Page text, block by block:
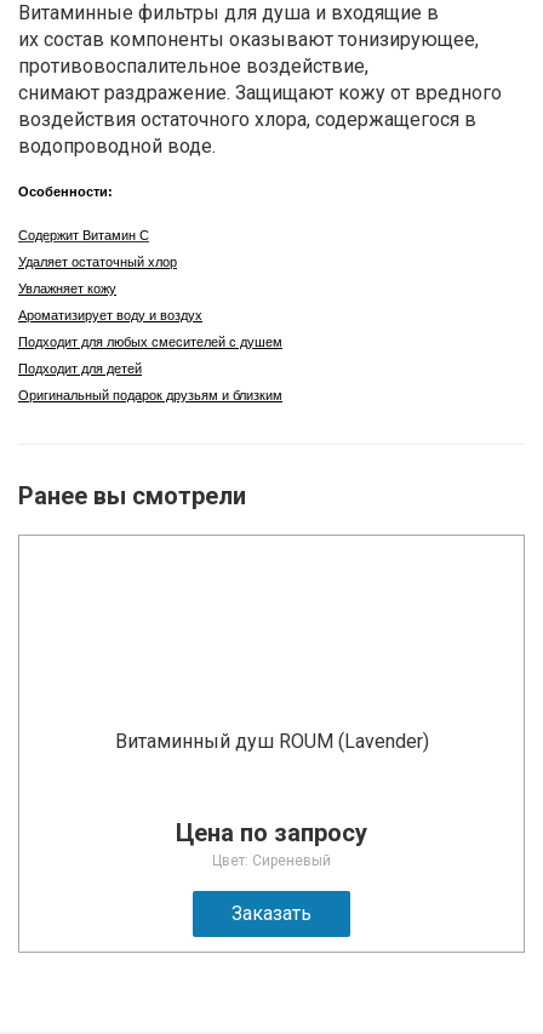
Витаминные фильтры для душа и входящие в
их состав компоненты оказывают тонизирующее,
противовоспалительное воздействие,
снимают раздражение. Защищают кожу от вредного
воздействия остаточного хлора, содержащегося в
водопроводной воде.
Особенности:
Содержит Витамин С
Удаляет остаточный хлор
Увлажняет кожу
Ароматизирует воду и воздух
Подходит для любых смесителей с душем
Подходит для детей
Оригинальный подарок друзьям и близким
Ранее вы смотрели
Витаминный душ ROUM (Lavender)
Цена по запросу
Цвет: Сиреневый
Заказать